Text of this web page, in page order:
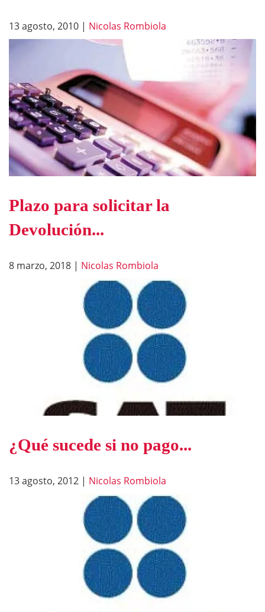
13 agosto, 2010 | Nicolas Rombiola
Plazo para solicitar la
Devolución...
8 marzo, 2018 | Nicolas Rombiola
¿Qué sucede si no pago...
13 agosto, 2012 | Nicolas Rombiola